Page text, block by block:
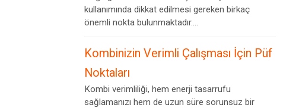
kullanımında dikkat edilmesi gereken birkaç
önemli nokta bulunmaktadır....
Kombinizin Verimli Çalışması İçin Püf
Noktaları
Kombi verimliliği, hem enerji tasarrufu
sağlamanızı hem de uzun süre sorunsuz bir